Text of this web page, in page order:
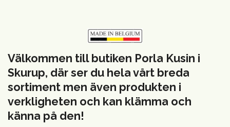
Välkommen till butiken Porla Kusin i
Skurup, där ser du hela vårt breda
sortiment men även produkten i
verkligheten och kan klämma och
känna på den!